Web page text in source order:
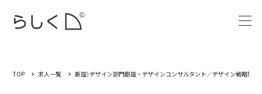
TOP 求人一覧 新設）デザイン部門創設・デザインコンサルタント／デザイン戦略策